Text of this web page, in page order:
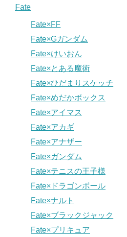
Fate
Fate×FF
Fate×Gガンダム
Fate×けいおん
Fate×とある魔術
Fate×ひだまりスケッチ
Fate×めだかボックス
Fate×アイマス
Fate×アカギ
Fate×アナザー
Fate×ガンダム
Fate×テニスの王子様
Fate×ドラゴンボール
Fate×ナルト
Fate×ブラックジャック
Fate×プリキュア